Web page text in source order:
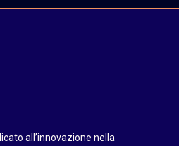
all’innovazione nella